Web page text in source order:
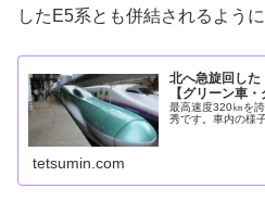
したE5系とも併結されるように
北へ急旋回し
【グリーン車
最高速度320㎞を
秀です。車内の様
tetsumin.com